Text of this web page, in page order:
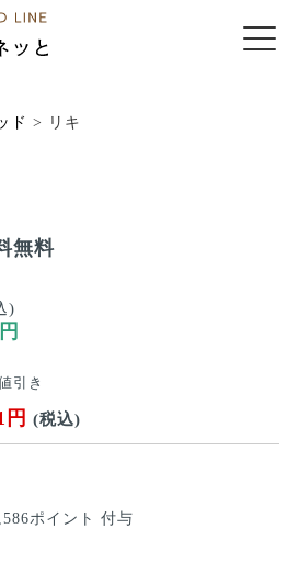
ド > リキ
無料
)
円
引き
円 (税込)
ポイント 付与